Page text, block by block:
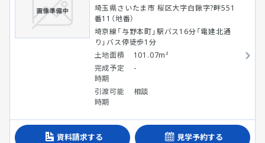
埼玉県さいたま市 桜区大字白鍬字?畔551
番11（地番）
埼京線「与野本町」駅バス16分「電建北通
り」バス停徒歩1分
土地面積
101.07m²
完成予定
時期
-
引渡可能
時期
相談
資料請求する 見学予約する